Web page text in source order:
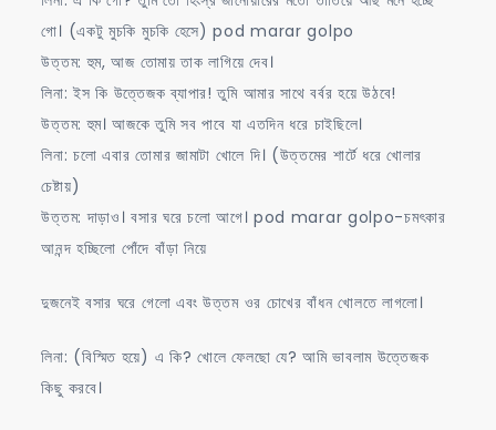
গো। (একটু মুচকি মুচকি হেসে) pod marar golpo
উত্তম: হুম, আজ তোমায় তাক লাগিয়ে দেব।
লিনা: ইস কি উত্তেজক ব্যাপার! তুমি আমার সাথে বর্বর হয়ে উঠবে!
উত্তম: হুম। আজকে তুমি সব পাবে যা এতদিন ধরে চাইছিলে।
লিনা: চলো এবার তোমার জামাটা খোলে দি। (উত্তমের শার্টে ধরে খোলার
চেষ্টায়)
উত্তম: দাড়াও। বসার ঘরে চলো আগে। pod marar golpo-চমৎকার
আনন্দ হচ্ছিলো পোঁদে বাঁড়া নিয়ে
দুজনেই বসার ঘরে গেলো এবং উত্তম ওর চোখের বাঁধন খোলতে লাগলো।
লিনা: (বিস্মিত হয়ে) এ কি? খোলে ফেলছো যে? আমি ভাবলাম উত্তেজক
কিছু করবে।